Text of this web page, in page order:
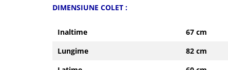
DIMENSIUNE COLET :
Inaltime
67 cm
Lungime
82 cm